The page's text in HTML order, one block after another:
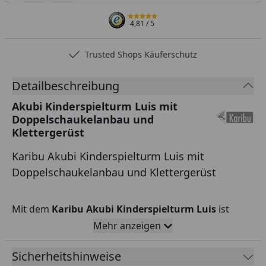
4,81/ 5
Trusted Shops Käuferschutz
Detailbeschreibung
Akubi Kinderspielturm Luis mit
Doppelschaukelanbau und
Klettergerüst
Karibu Akubi Kinderspielturm Luis mit
Doppelschaukelanbau und Klettergerüst
Mit dem Karibu Akubi Kinderspielturm Luis ist
Spielfreude garantiert. Der geräumige 2 x 2 Meter
Grundturm kann individuell erweitert werden.
Außerdem können Sie den Turm mit dem Akubi
Mehr anzeigen
Sicherheitshinweise